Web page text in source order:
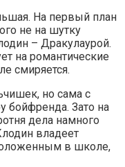
На первый план
не на шутку
– Дракулаурой.
на романтические
смиряется.
но сама с
бойфренда. Зато на
дела намного
владеет
в школе,